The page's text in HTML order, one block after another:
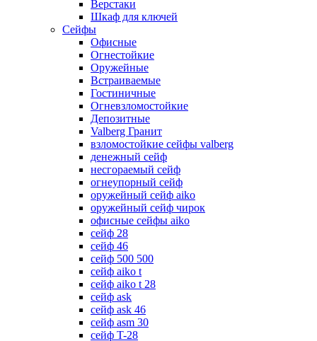
Верстаки
Шкаф для ключей
Сейфы
Офисные
Огнестойкие
Оружейные
Встраиваемые
Гостиничные
Огневзломостойкие
Депозитные
Valberg Гранит
взломостойкие сейфы valberg
денежный сейф
несгораемый сейф
огнеупорный сейф
оружейный сейф aiko
оружейный сейф чирок
офисные сейфы aiko
сейф 28
сейф 46
сейф 500 500
сейф aiko t
сейф aiko t 28
сейф ask
сейф ask 46
сейф asm 30
сейф T-28